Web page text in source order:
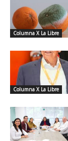
Columna X La Libre
Columna X La Libre